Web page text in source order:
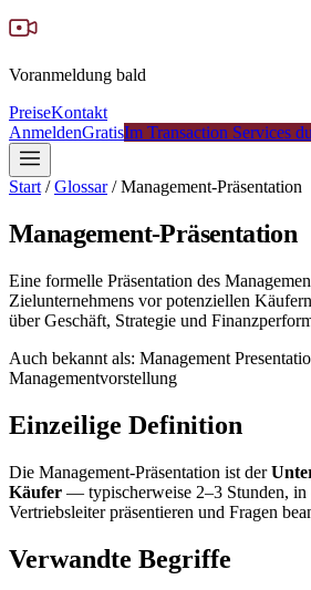
Voranmeldung bald
PreiseKontakt
AnmeldenGratisIm Transaction Services
Start /Glossar/Management-Präsentation
Management-Präsentation
Eine formelle Präsentation des
Zielunternehmens vor potenziellen
über Geschäft, Strategie und
Auch bekannt als: Management
Managementvorstellung
Einzeilige Definition
Die Management-Präsentation ist der
Käufer — typischerweise 2–3 Stunden, in
Vertriebsleiter präsentieren und Fragen
Verwandte Begriffe